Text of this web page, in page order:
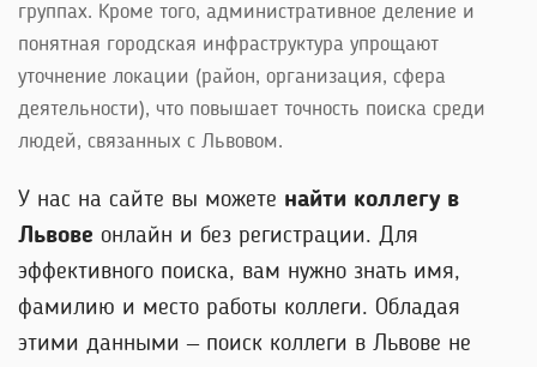
группах. Кроме того, административное деление и
понятная городская инфраструктура упрощают
уточнение локации (район, организация, сфера
деятельности), что повышает точность поиска среди
людей, связанных с Львовом.
У нас на сайте вы можете найти коллегу в
Львове онлайн и без регистрации. Для
эффективного поиска, вам нужно знать имя,
фамилию и место работы коллеги. Обладая
этими данными – поиск коллеги в Львове не